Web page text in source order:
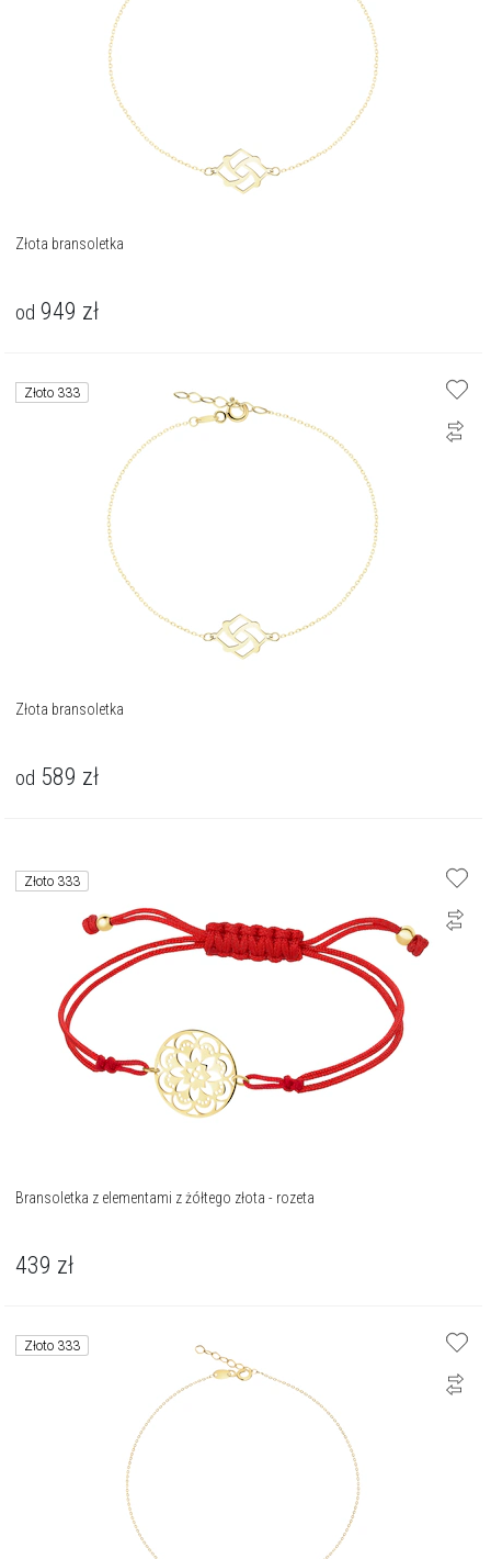
Złota bransoletka
od 949 zł
Złoto 333
Złota bransoletka
od 589 zł
Złoto 333
Bransoletka z elementami z żółtego złota - rozeta
439 zł
Złoto 333